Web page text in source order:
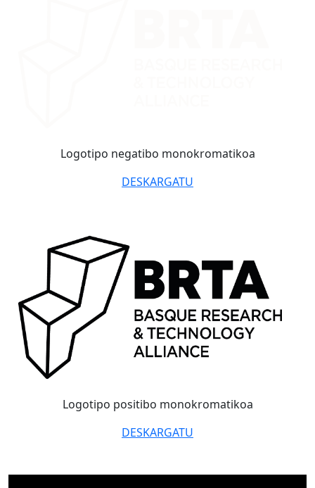
Logotipo negatibo monokromatikoa
DESKARGATU
Logotipo positibo monokromatikoa
DESKARGATU